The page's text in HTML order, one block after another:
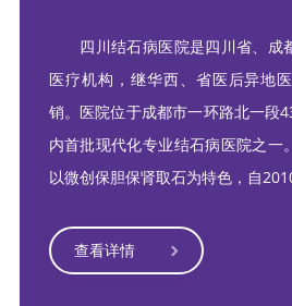
四川结石病医院是四川省、成
医疗机构，继华西、省医后异地
销。医院位于成都市一环路北一段
内首批现代化专业结石病医院之
以微创保胆保肾取石为特色，自
查看详情